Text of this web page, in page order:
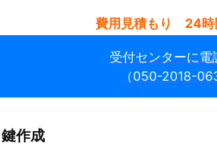
費用見積もり 24時
受付センターに電
（050-2018-
鍵作成